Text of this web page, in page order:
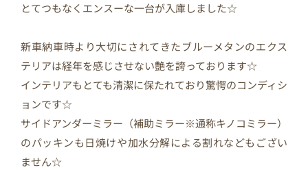
とてつもなくエンスーな一台が入庫しました☆
新車納車時より大切にされてきたブルーメタンのエクス
テリアは経年を感じさせない艶を誇っております☆
インテリアもとても清潔に保たれており驚愕のコンディシ
ョンです☆
サイドアンダーミラー（補助ミラー※通称キノコミラー）
のパッキンも日焼けや加水分解による割れなどもござい
ません☆